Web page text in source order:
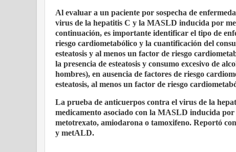
Al evaluar a un paciente por sospecha de
virus de la hepatitis C y la MASLD inducida por
continuación, es importante identificar el tipo de
riesgo cardiometabólico y la cuantificación del
esteatosis y al menos un factor de riesgo
la presencia de esteatosis y consumo excesivo de
hombres), en ausencia de factores de riesgo
esteatosis, al menos un factor de riesgo
La prueba de anticuerpos contra el virus de la
medicamento asociado con la MASLD inducida
metotrexato, amiodarona o tamoxifeno. Reportó
y metALD.